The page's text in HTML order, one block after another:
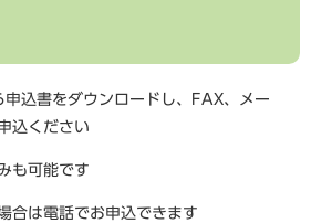
申込書をダウンロードし、FAX、メー
込ください
も可能です
合は電話でお申込できます